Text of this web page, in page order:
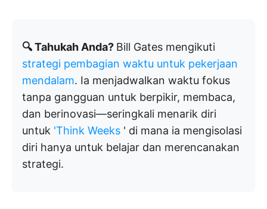
🔍 Tahukah Anda? Bill Gates mengikuti
strategi pembagian waktu untuk pekerjaan
mendalam. Ia menjadwalkan waktu fokus
tanpa gangguan untuk berpikir, membaca,
dan berinovasi—seringkali menarik diri
untuk 'Think Weeks ' di mana ia mengisolasi
diri hanya untuk belajar dan merencanakan
strategi.